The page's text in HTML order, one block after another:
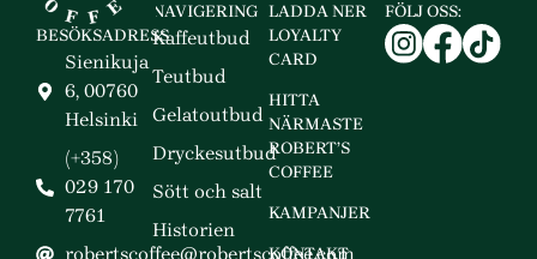
BESÖKSADRESS
Sienikuja
6, 00760
Helsinki
(+358)
029 170
7761
robertscoffee@robertscoffee.com
NAVIGERING
Kaffeutbud
Teutbud
Gelatoutbud
Dryckesutbud
Sött och salt
Historien
LADDA NER
LOYALTY
CARD
HITTA
NÄRMASTE
ROBERT’S
COFFEE
KAMPANJER
KONTAKT
FÖLJ OSS: